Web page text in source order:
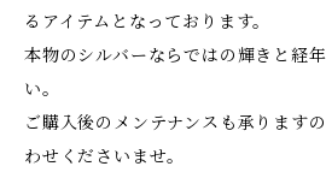
るアイテムとなっております。
本物のシルバーならではの輝きと経
い。
ご購入後のメンテナンスも承ります
わせくださいませ。